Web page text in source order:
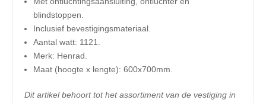
blindstoppen.
Inclusief bevestigingsmateriaal.
Aantal watt: 1121.
Merk: Henrad.
​Maat (hoogte x lengte): 600x700mm.
Dit artikel behoort tot het assortiment van de vestiging in